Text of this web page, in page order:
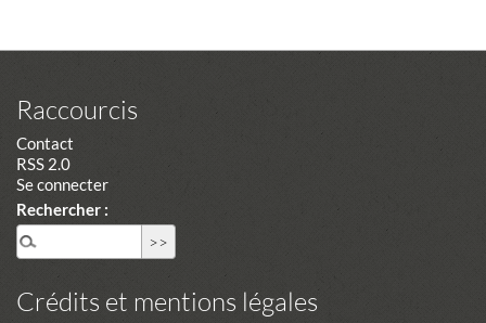
Raccourcis
Contact
RSS 2.0
Se connecter
Rechercher :
Crédits et mentions légales